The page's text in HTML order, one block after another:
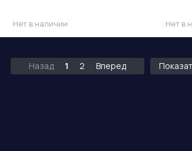
Нет в наличии Нет в
Назад 1 2 Вперед